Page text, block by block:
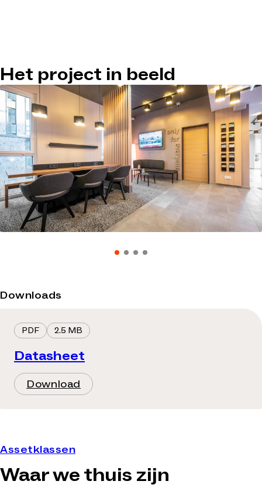
Het project in beeld
Downloads
PDF 2.5 MB
Datasheet
Download
Assetklassen
Waar we thuis zijn